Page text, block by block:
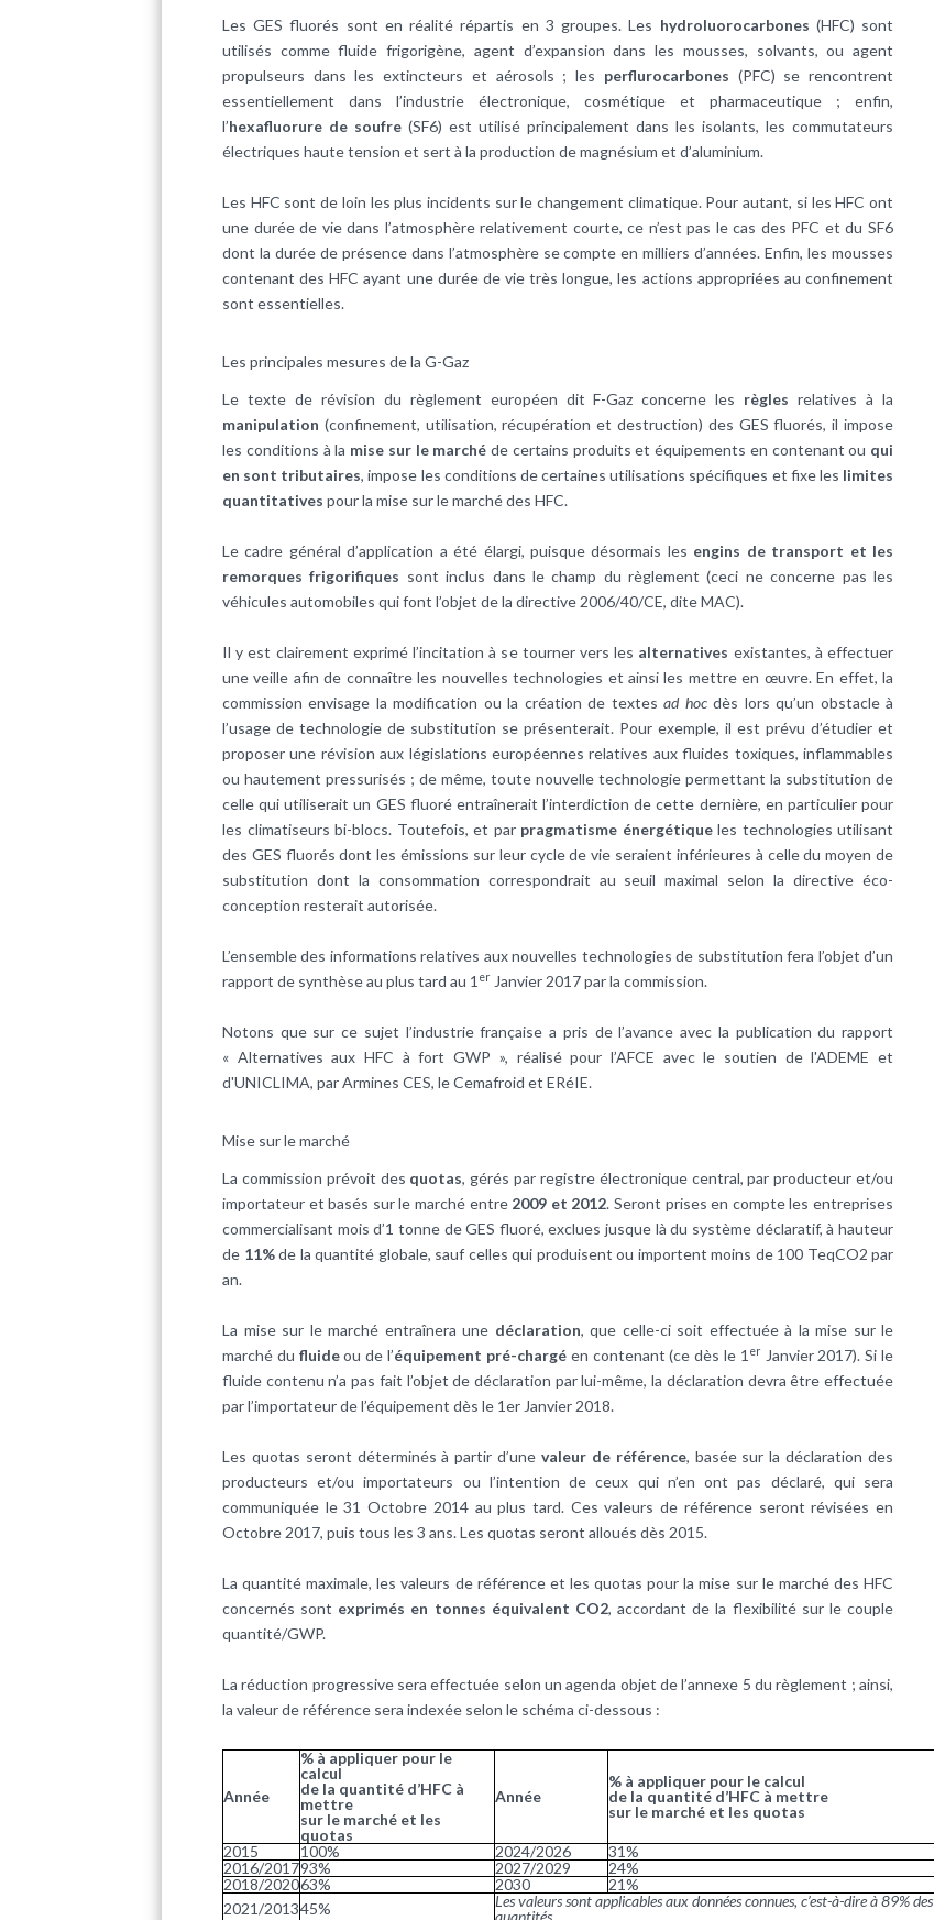
Les GES fluorés sont en réalité répartis en 3 groupes. Les hydroluorocarbones (HFC) sont
utilisés comme fluide frigorigène, agent d’expansion dans les mousses, solvants, ou agent
propulseurs dans les extincteurs et aérosols ; les perflurocarbones (PFC) se rencontrent
essentiellement dans l’industrie électronique, cosmétique et pharmaceutique ; enfin,
l’hexafluorure de soufre (SF6) est utilisé principalement dans les isolants, les commutateurs
électriques haute tension et sert à la production de magnésium et d’aluminium.
Les HFC sont de loin les plus incidents sur le changement climatique. Pour autant, si les HFC ont
une durée de vie dans l’atmosphère relativement courte, ce n’est pas le cas des PFC et du SF6
dont la durée de présence dans l’atmosphère se compte en milliers d’années. Enfin, les mousses
contenant des HFC ayant une durée de vie très longue, les actions appropriées au confinement
sont essentielles.
Les principales mesures de la G-Gaz
Le texte de révision du règlement européen dit F-Gaz concerne les règles relatives à la
manipulation (confinement, utilisation, récupération et destruction) des GES fluorés, il impose
les conditions à la mise sur le marché de certains produits et équipements en contenant ou qui
en sont tributaires, impose les conditions de certaines utilisations spécifiques et fixe les limites
quantitatives pour la mise sur le marché des HFC.
Le cadre général d’application a été élargi, puisque désormais les engins de transport et les
remorques frigorifiques sont inclus dans le champ du règlement (ceci ne concerne pas les
véhicules automobiles qui font l’objet de la directive 2006/40/CE, dite MAC).
Il y est clairement exprimé l’incitation à se tourner vers les alternatives existantes, à effectuer
une veille afin de connaître les nouvelles technologies et ainsi les mettre en œuvre. En effet, la
commission envisage la modification ou la création de textesad hocdès lors qu’un obstacle à
l’usage de technologie de substitution se présenterait. Pour exemple, il est prévu d’étudier et
proposer une révision aux législations européennes relatives aux fluides toxiques, inflammables
ou hautement pressurisés ; de même, toute nouvelle technologie permettant la substitution de
celle qui utiliserait un GES fluoré entraînerait l’interdiction de cette dernière, en particulier pour
les climatiseurs bi-blocs. Toutefois, et par pragmatisme énergétiqueles technologies utilisant
des GES fluorés dont les émissions sur leur cycle de vie seraient inférieures à celle du moyen de
substitution dont la consommation correspondrait au seuil maximal selon la directive éco-
conception resterait autorisée.
L’ensemble des informations relatives aux nouvelles technologies de substitution fera l’objet d’un
rapport de synthèse au plus tard au 1 er Janvier 2017 par la commission.
Notons que sur ce sujet l’industrie française a pris de l’avance avec la publication du rapport
« Alternatives aux HFC à fort GWP », réalisé pour l’AFCE avec le soutien de l'ADEME et
d'UNICLIMA, par Armines CES, le Cemafroid et ERéIE.
Mise sur le marché
La commission prévoit des quotas, gérés par registre électronique central, par producteur et/ou
importateur et basés sur le marché entre 2009 et 2012. Seront prises en compte les entreprises
commercialisant mois d’1 tonne de GES fluoré, exclues jusque là du système déclaratif, à hauteur
de 11%de la quantité globale, sauf celles qui produisent ou importent moins de 100 TeqCO2 par
an.
La mise sur le marché entraînera une déclaration, que celle-ci soit effectuée à la mise sur le
marché du fluideou de l’équipement pré-chargé en contenant (ce dès le 1 erJanvier 2017). Si le
fluide contenu n’a pas fait l’objet de déclaration par lui-même, la déclaration devra être effectuée
par l’importateur de l’équipement dès le 1er Janvier 2018.
Les quotas seront déterminés à partir d’une valeur de référence, basée sur la déclaration des
producteurs et/ou importateurs ou l’intention de ceux qui n’en ont pas déclaré, qui sera
communiquée le 31 Octobre 2014 au plus tard. Ces valeurs de référence seront révisées en
Octobre 2017, puis tous les 3 ans. Les quotas seront alloués dès 2015.
La quantité maximale, les valeurs de référence et les quotas pour la mise sur le marché des HFC
concernés sont exprimés en tonnes équivalent CO2, accordant de la flexibilité sur le couple
quantité/GWP.
La réduction progressive sera effectuée selon un agenda objet de l’annexe 5 du règlement ; ainsi,
la valeur de référence sera indexée selon le schéma ci-dessous :
Année
% à appliquer pour le
calcul
de la quantité d’HFC à
mettre
sur le marché et les
quotas
Année
% à appliquer pour le calcul
de la quantité d’HFC à mettre
sur le marché et les quotas
2015 100% 2024/2026
31%
2016/201793% 2027/2029
24%
2018/202063% 2030
21%
2021/201345%
Les valeurs sont applicables aux données connues, c’est-à-dire à 89% des
quantités